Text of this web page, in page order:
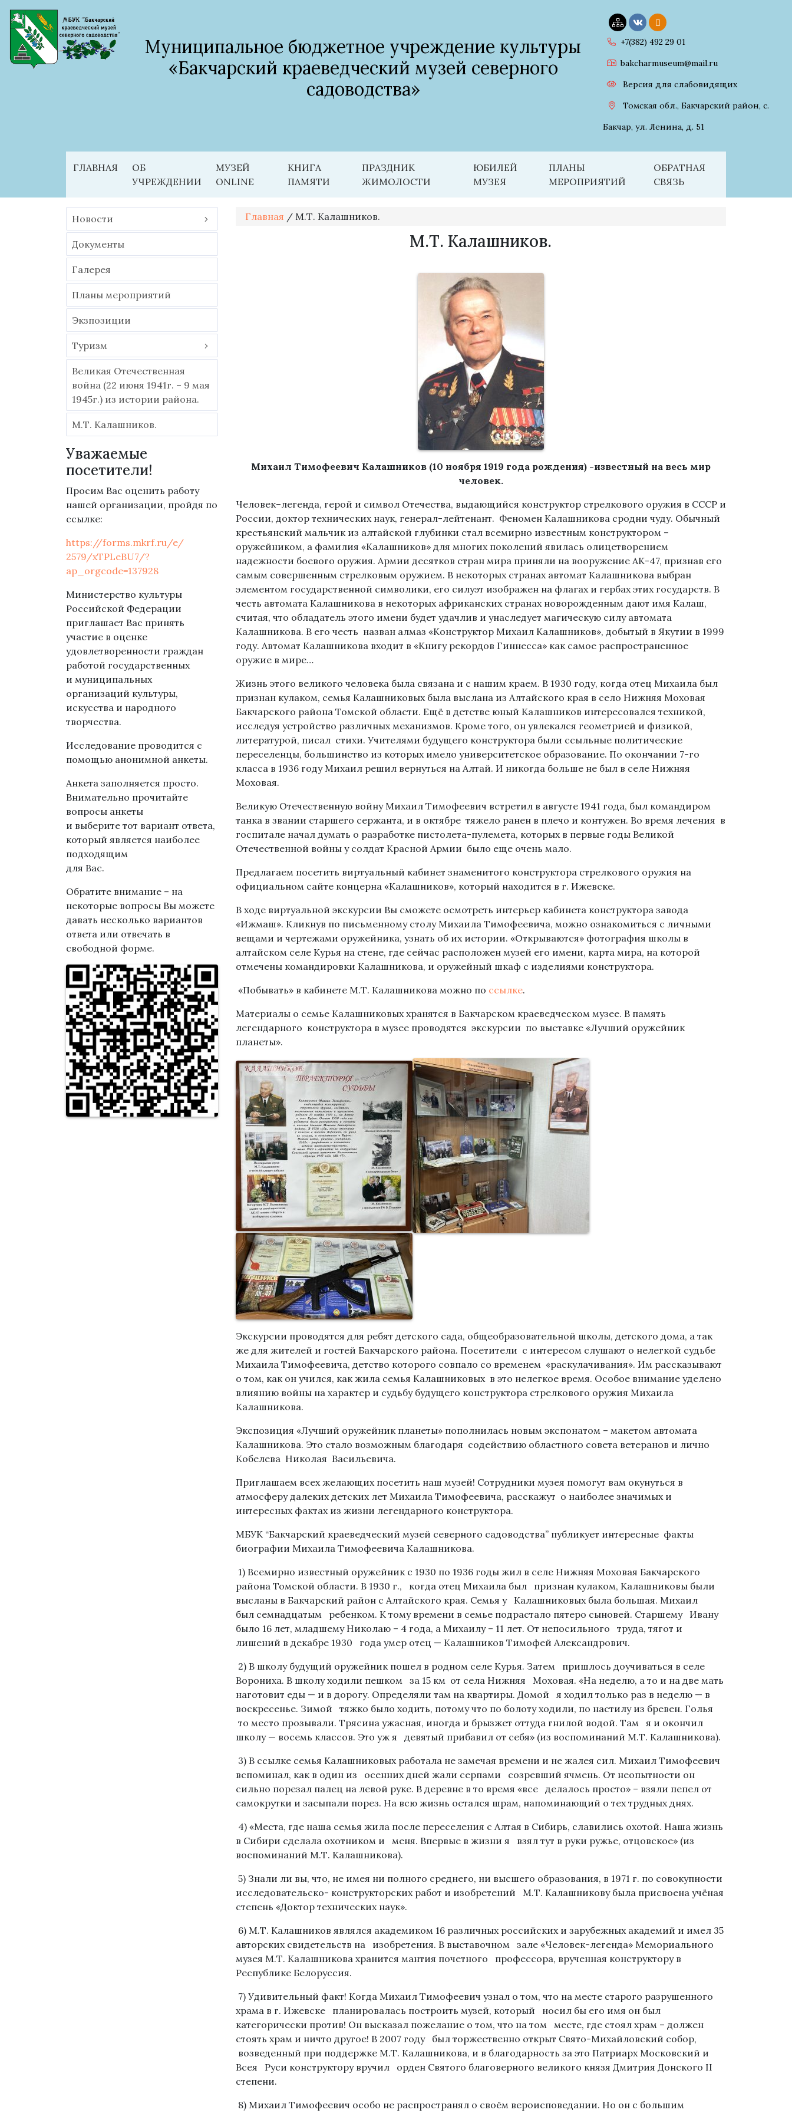
Муниципальное бюджетное учреждение культуры
«Бакчарский краеведческий музей северного
садоводства»
+7(382) 492 29 01
bakcharmuseum@mail.ru
Версия для слабовидящих
Томская обл., Бакчарский район, с.
Бакчар, ул. Ленина, д. 51
ГЛАВНАЯ
ОБ
УЧРЕЖДЕНИИ
МУЗЕЙ
ONLINE
КНИГА
ПАМЯТИ
ПРАЗДНИК
ЖИМОЛОСТИ
ЮБИЛЕЙ
МУЗЕЯ
ПЛАНЫ
МЕРОПРИЯТИЙ
ОБРАТНАЯ
СВЯЗЬ
Новости
Документы
Галерея
Планы мероприятий
Экзпозиции
Туризм
Великая Отечественная
война (22 июня 1941г. – 9 мая
1945г.) из истории района.
М.Т. Калашников.
Уважаемые
посетители!
Просим Вас оценить работу
нашей организации, пройдя по
ссылке:
https://forms.mkrf.ru/e/
2579/xTPLeBU7/?
ap_orgcode=137928
Министерство культуры
Российской Федерации
приглашает Вас принять
участие в оценке
удовлетворенности граждан
работой государственных
и муниципальных
организаций культуры,
искусства и народного
творчества.
Исследование проводится с
помощью анонимной анкеты.
Анкета заполняется просто.
Внимательно прочитайте
вопросы анкеты
и выберите тот вариант ответа,
который является наиболее
подходящим
для Вас.
Обратите внимание – на
некоторые вопросы Вы можете
давать несколько вариантов
ответа или отвечать в
свободной форме.
Главная / М.Т. Калашников.
М.Т. Калашников.
Михаил Тимофеевич Калашников (10 ноября 1919 года рождения) -известный на весь мир
человек.
Человек–легенда, герой и символ Отечества, выдающийся конструктор стрелкового оружия в СССР и
России, доктор технических наук, генерал-лейтенант. Феномен Калашникова сродни чуду. Обычный
крестьянский мальчик из алтайской глубинки стал всемирно известным конструктором –
оружейником, а фамилия «Калашников» для многих поколений явилась олицетворением
надежности боевого оружия. Армии десятков стран мира приняли на вооружение АК-47, признав его
самым совершенным стрелковым оружием. В некоторых странах автомат Калашникова выбран
элементом государственной символики, его силуэт изображен на флагах и гербах этих государств. В
честь автомата Калашникова в некоторых африканских странах новорожденным дают имя Калаш,
считая, что обладатель этого имени будет удачлив и унаследует магическую силу автомата
Калашникова. В его честь назван алмаз «Конструктор Михаил Калашников», добытый в Якутии в 1999
году. Автомат Калашникова входит в «Книгу рекордов Гиннесса» как самое распространенное
оружие в мире…
Жизнь этого великого человека была связана и с нашим краем. В 1930 году, когда отец Михаила был
признан кулаком, семья Калашниковых была выслана из Алтайского края в село Нижняя Моховая
Бакчарского района Томской области. Ещё в детстве юный Калашников интересовался техникой,
исследуя устройство различных механизмов. Кроме того, он увлекался геометрией и физикой,
литературой, писал стихи. Учителями будущего конструктора были ссыльные политические
переселенцы, большинство из которых имело университетское образование. По окончании 7-го
класса в 1936 году Михаил решил вернуться на Алтай. И никогда больше не был в селе Нижняя
Моховая.
Великую Отечественную войну Михаил Тимофеевич встретил в августе 1941 года, был командиром
танка в звании старшего сержанта, и в октябре тяжело ранен в плечо и контужен. Во время лечения в
госпитале начал думать о разработке пистолета-пулемета, которых в первые годы Великой
Отечественной войны у солдат Красной Армии было еще очень мало.
Предлагаем посетить виртуальный кабинет знаменитого конструктора стрелкового оружия на
официальном сайте концерна «Калашников», который находится в г. Ижевске.
В ходе виртуальной экскурсии Вы сможете осмотреть интерьер кабинета конструктора завода
«Ижмаш». Кликнув по письменному столу Михаила Тимофеевича, можно ознакомиться с личными
вещами и чертежами оружейника, узнать об их истории. «Открываются» фотография школы в
алтайском селе Курья на стене, где сейчас расположен музей его имени, карта мира, на которой
отмечены командировки Калашникова, и оружейный шкаф с изделиями конструктора.
«Побывать» в кабинете М.Т. Калашникова можно по ссылке.
Материалы о семье Калашниковых хранятся в Бакчарском краеведческом музее. В память
легендарного конструктора в музее проводятся экскурсии по выставке «Лучший оружейник
планеты».
Экскурсии проводятся для ребят детского сада, общеобразовательной школы, детского дома, а так
же для жителей и гостей Бакчарского района. Посетители с интересом слушают о нелегкой судьбе
Михаила Тимофеевича, детство которого совпало со временем «раскулачивания». Им рассказывают
о том, как он учился, как жила семья Калашниковых в это нелегкое время. Особое внимание уделено
влиянию войны на характер и судьбу будущего конструктора стрелкового оружия Михаила
Калашникова.
Экспозиция «Лучший оружейник планеты» пополнилась новым экспонатом – макетом автомата
Калашникова. Это стало возможным благодаря содействию областного совета ветеранов и лично
Кобелева Николая Васильевича.
Приглашаем всех желающих посетить наш музей! Сотрудники музея помогут вам окунуться в
атмосферу далеких детских лет Михаила Тимофеевича, расскажут о наиболее значимых и
интересных фактах из жизни легендарного конструктора.
МБУК “Бакчарский краеведческий музей северного садоводства” публикует интересные факты
биографии Михаила Тимофеевича Калашникова.
1) Всемирно известный оружейник с 1930 по 1936 годы жил в селе Нижняя Моховая Бакчарского
района Томской области. В 1930 г., когда отец Михаила был признан кулаком, Калашниковы были
высланы в Бакчарский район с Алтайского края. Семья у Калашниковых была большая. Михаил
был семнадцатым ребенком. К тому времени в семье подрастало пятеро сыновей. Старшему Ивану
было 16 лет, младшему Николаю – 4 года, а Михаилу – 11 лет. От непосильного труда, тягот и
лишений в декабре 1930 года умер отец — Калашников Тимофей Александрович.
2) В школу будущий оружейник пошел в родном селе Курья. Затем пришлось доучиваться в селе
Ворониха. В школу ходили пешком за 15 км от села Нижняя Моховая. «На неделю, а то и на две мать
наготовит еды — и в дорогу. Определяли там на квартиры. Домой я ходил только раз в неделю — в
воскресенье. Зимой тяжко было ходить, потому что по болоту ходили, по настилу из бревен. Голья
то место прозывали. Трясина ужасная, иногда и брызжет оттуда гнилой водой. Там я и окончил
школу — восемь классов. Это уж я девятый прибавил от себя» (из воспоминаний М.Т. Калашникова).
3) В ссылке семья Калашниковых работала не замечая времени и не жалея сил. Михаил Тимофеевич
вспоминал, как в один из осенних дней жали серпами созревший ячмень. От неопытности он
сильно порезал палец на левой руке. В деревне в то время «все делалось просто» – взяли пепел от
самокрутки и засыпали порез. На всю жизнь остался шрам, напоминающий о тех трудных днях.
4) «Места, где наша семья жила после переселения с Алтая в Сибирь, славились охотой. Наша жизнь
в Сибири сделала охотником и меня. Впервые в жизни я взял тут в руки ружье, отцовское» (из
воспоминаний М.Т. Калашникова).
5) Знали ли вы, что, не имея ни полного среднего, ни высшего образования, в 1971 г. по совокупности
исследовательско- конструкторских работ и изобретений М.Т. Калашникову была присвоена учёная
степень «Доктор технических наук».
6) М.Т. Калашников являлся академиком 16 различных российских и зарубежных академий и имел 35
авторских свидетельств на изобретения. В выставочном зале «Человек-легенда» Мемориального
музея М.Т. Калашникова хранится мантия почетного профессора, врученная конструктору в
Республике Белоруссия.
7) Удивительный факт! Когда Михаил Тимофеевич узнал о том, что на месте старого разрушенного
храма в г. Ижевске планировалась построить музей, который носил бы его имя он был
категорически против! Он высказал пожелание о том, что на том месте, где стоял храм – должен
стоять храм и ничто другое! В 2007 году был торжественно открыт Свято-Михайловский собор,
возведенный при поддержке М.Т. Калашникова, и в благодарность за это Патриарх Московский и
Всея Руси конструктору вручил орден Святого благоверного великого князя Дмитрия Донского II
степени.
8) Михаил Тимофеевич особо не распространял о своём вероисповедании. Но он с большим